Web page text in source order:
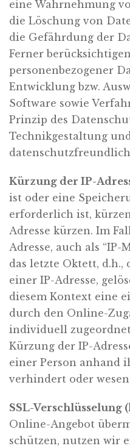
eine Wahrnehmung
die Löschung von
die Gefährdung der
Ferner
personenbezogener
Entwicklung bzw.
Software sowie
Prinzip des
Technikgestaltung
Kürzung der IP-
ist oder eine
erforderlich ist,
Adresse kürzen. Im
Adresse, auch als “IP-
das letzte Oktett,
einer IP-Adresse,
diesem Kontext eine
durch den Online-
individuell
Kürzung der IP-
einer Person anhand
verhindert oder
SSL-Verschlüsselung
Online-Angebot
schützen, nutzen wir